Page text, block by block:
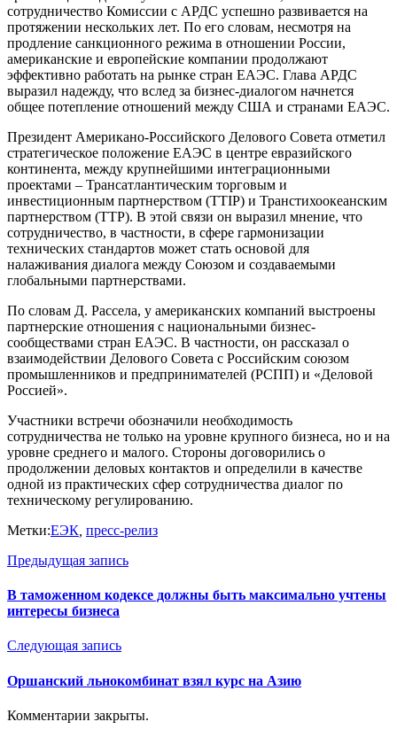
сотрудничество Комиссии с АРДС успешно развивается на
протяжении нескольких лет. По его словам, несмотря на
продление санкционного режима в отношении России,
американские и европейские компании продолжают
эффективно работать на рынке стран ЕАЭС. Глава АРДС
выразил надежду, что вслед за бизнес-диалогом начнется
общее потепление отношений между США и странами ЕАЭС.
Президент Американо-Российского Делового Совета отметил
стратегическое положение ЕАЭС в центре евразийского
континента, между крупнейшими интеграционными
проектами – Трансатлантическим торговым и
инвестиционным партнерством (TTIP) и Транстихоокеанским
партнерством (TTP). В этой связи он выразил мнение, что
сотрудничество, в частности, в сфере гармонизации
технических стандартов может стать основой для
налаживания диалога между Союзом и создаваемыми
глобальными партнерствами.
По словам Д. Рассела, у американских компаний выстроены
партнерские отношения с национальными бизнес-
сообществами стран ЕАЭС. В частности, он рассказал о
взаимодействии Делового Совета с Российским союзом
промышленников и предпринимателей (РСПП) и «Деловой
Россией».
Участники встречи обозначили необходимость
сотрудничества не только на уровне крупного бизнеса, но и на
уровне среднего и малого. Стороны договорились о
продолжении деловых контактов и определили в качестве
одной из практических сфер сотрудничества диалог по
техническому регулированию.
Метки:ЕЭК пресс-релиз
Предыдущая запись
В таможенном кодексе должны быть максимально учтены
интересы бизнеса
Следующая запись
Оршанский льнокомбинат взял курс на Азию
Комментарии закрыты.